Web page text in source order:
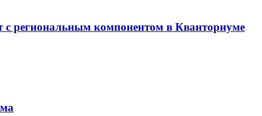
региональным компонентом в Кванториуме